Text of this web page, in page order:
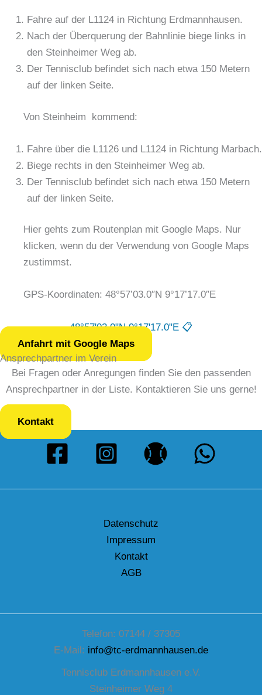
Fahre auf der L1124 in Richtung Erdmannhausen.
Nach der Überquerung der Bahnlinie biege links in
den Steinheimer Weg ab.
Der Tennisclub befindet sich nach etwa 150 Metern
auf der linken Seite.
Von Steinheim kommend:
Fahre über die L1126 und L1124 in Richtung Marbach.
Biege rechts in den Steinheimer Weg ab.
Der Tennisclub befindet sich nach etwa 150 Metern
auf der linken Seite.
Hier gehts zum Routenplan mit Google Maps. Nur
klicken, wenn du der Verwendung von Google Maps
zustimmst.
GPS-Koordinaten: 48°57’03.0″N 9°17’17.0″E
48°57'03.0"N 9°17'17.0"E 📋
Anfahrt mit Google Maps
Ansprechpartner im Verein
Bei Fragen oder Anregungen finden Sie den passenden
Ansprechpartner in der Liste. Kontaktieren Sie uns gerne!
Kontakt
Datenschutz
Impressum
Kontakt
AGB
Telefon: 07144 / 37305
E-Mail: info@tc-erdmannhausen.de
Tennisclub Erdmannhausen e.V.
Steinheimer Weg 4